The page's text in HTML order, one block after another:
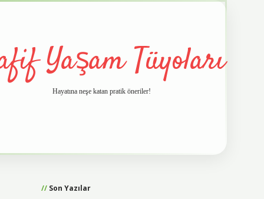
Yaşam Tüyoları
Hayatına neşe katan pratik öneriler!
Son Yazılar